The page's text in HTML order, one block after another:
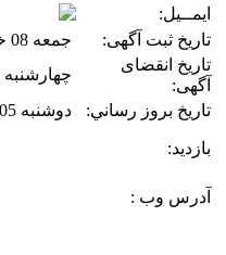
ایمــیل:
تاریخ ثبت آگهی:
جمعه 08 خرداد 1405
تاریخ انقضای
آگهی:
چهارشنبه 04 آذر 1405
تاريخ بروز رساني:
دوشنبه 05 مرداد 1405
بازديد:
آدرس وب :‌